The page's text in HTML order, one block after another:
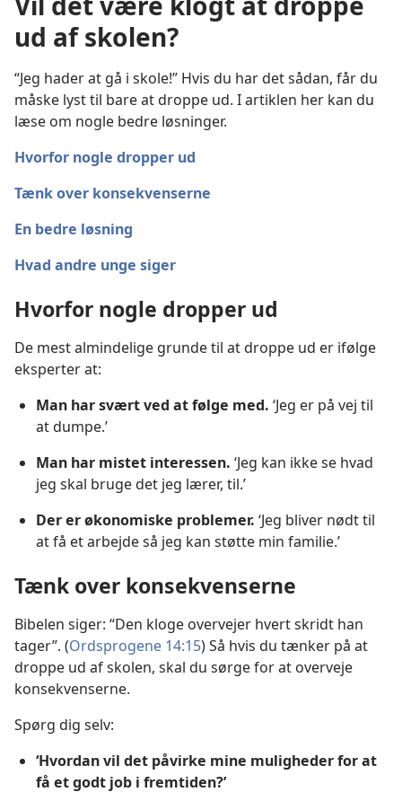
ud af skolen?
“Jeg hader at gå i skole!” Hvis du har det sådan, får du
måske lyst til bare at droppe ud. I artiklen her kan du
læse om nogle bedre løsninger.
Hvorfor nogle dropper ud
Tænk over konsekvenserne
En bedre løsning
Hvad andre unge siger
Hvorfor nogle dropper ud
De mest almindelige grunde til at droppe ud er ifølge
eksperter at:
Man har svært ved at følge med. ‘Jeg er på vej til
at dumpe.’
Man har mistet interessen. ‘Jeg kan ikke se hvad
jeg skal bruge det jeg lærer, til.’
Der er økonomiske problemer. ‘Jeg bliver nødt til
at få et arbejde så jeg kan støtte min familie.’
Tænk over konsekvenserne
Bibelen siger: “Den kloge overvejer hvert skridt han
tager”. (Ordsprogene 14:15) Så hvis du tænker på at
droppe ud af skolen, skal du sørge for at overveje
konsekvenserne.
Spørg dig selv:
‘Hvordan vil det påvirke mine muligheder for at
få et godt job i fremtiden?’